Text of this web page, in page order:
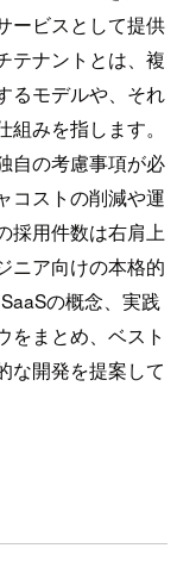
ービスとして提供
テナントとは、複
るモデルや、それ
みを指します。
自の考慮事項が必
コストの削減や運
採用件数は右肩上
ニア向けの本格的
の概念、実践
をまとめ、ベスト
な開発を提案して